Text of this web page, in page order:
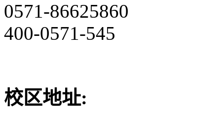
0571-86625860
400-0571-545
校区地址: